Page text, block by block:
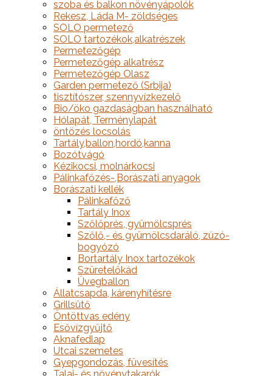
szoba és balkon növényápolók
Rekesz, Láda M- zöldséges
SOLO permetező
SOLO tartozékok,alkatrészek
Permetezőgép
Permetezőgép alkatrész
Permetezőgép Olasz
Garden permetező (Srbija)
tisztítószer, szennyvízkezelő
Bio/öko gazdaságban használható
Hólapát, Terménylapát
öntözés locsolás
Tartály,ballon,hordó,kanna
Bozótvágó
Kézikocsi, molnárkocsi
Pálinkafőzés-,Borászati anyagok
Borászati kellék
Pálinkafőző
Tartály Inox
Szőlőprés, gyümölcsprés
Szőlő,- és gyümölcsdaráló, zúzó-
bogyózó
Bortartály Inox tartozékok
Szüretelőkád
Üvegballon
Állatcsapda, kárenyhítésre
Grillsütő
Öntöttvas edény
Esővízgyűjtő
Aknafedlap
Utcai szemetes
Gyepgondozás, füvesítés
Talaj- és növénytakarók